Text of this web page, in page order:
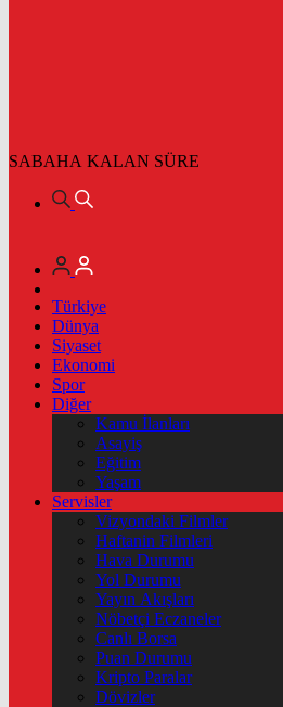
SABAHA KALAN SÜRE
Türkiye
Dünya
Siyaset
Ekonomi
Spor
Diğer
Kamu İlanları
Asayiş
Eğitim
Yaşam
Servisler
Vizyondaki Filmler
Haftanin Filmleri
Hava Durumu
Yol Durumu
Yayın Akışları
Nöbetçi Eczaneler
Canlı Borsa
Puan Durumu
Kripto Paralar
Dövizler